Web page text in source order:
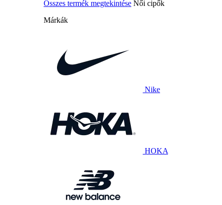
Összes termék megtekintése Női cipők
Márkák
Nike
HOKA